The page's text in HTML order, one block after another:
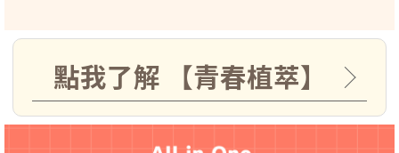
點我了解 【青春植萃】